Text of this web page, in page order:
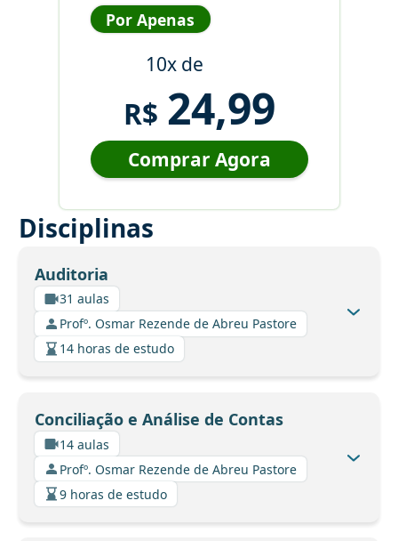
Por Apenas
10x de
R$ 24,99
Comprar Agora
Disciplinas
Auditoria
31 aulas
Profº. Osmar Rezende de Abreu Pastore
14 horas de estudo
Conciliação e Análise de Contas
14 aulas
Profº. Osmar Rezende de Abreu Pastore
9 horas de estudo